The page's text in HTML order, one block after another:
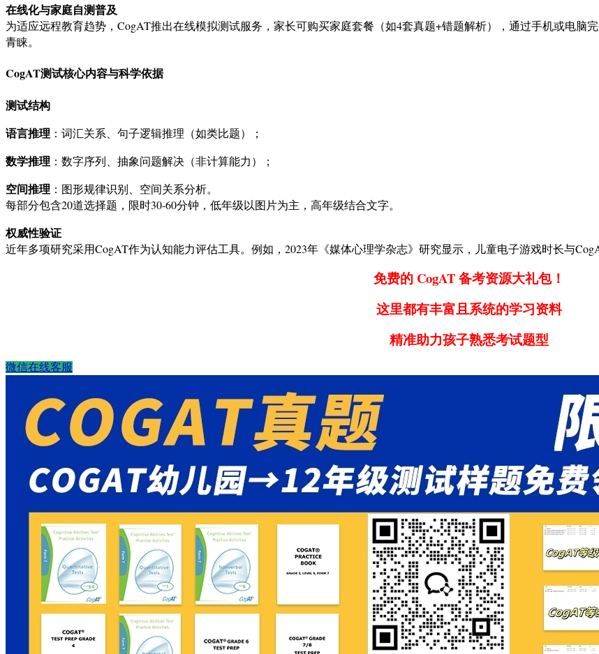
在线化与家庭自测普及
为适应远程教育趋势，CogAT推出在线模拟测试服务，家长可购买家庭套餐（如4套真题+错题解析），通过手机或电脑
青睐。
CogAT测试核心内容与科学依据
测试结构
语言推理 ：词汇关系、句子逻辑推理（如类比题）；
数学推理 ：数字序列、抽象问题解决（非计算能力）；
空间推理 ：图形规律识别、空间关系分析。
每部分包含20道选择题，限时30-60分钟，低年级以图片为主，高年级结合文字。
权威性验证
近年多项研究采用CogAT作为认知能力评估工具。例如，2023年《媒体心理学杂志》研究显示，儿童电子游戏时长与
​免费的 CogAT 备考资源大礼包！
这里都有丰富且系统的学习资料
精准助力孩子熟悉考试题型
微信在线客服